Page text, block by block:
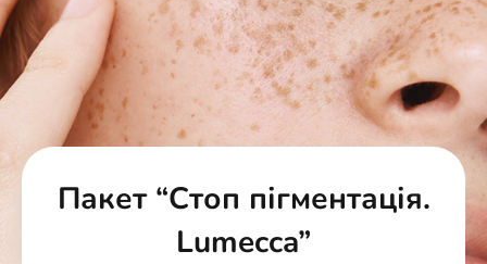
Пакет “Стоп пігментація.
Lumecca”